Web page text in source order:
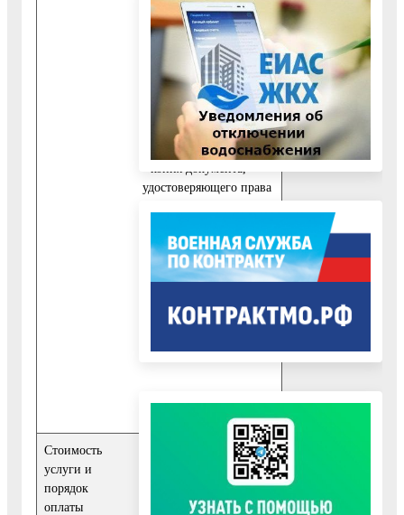
личность заявителя.
При личном приеме
заявитель - физическое
лицо представляет
документ,
удостоверяющий
личность.
удостоверяющего права
физического или
юридического лица,
если с заявлением
представитель
Стоимость
услуги и
порядок
оплаты
муниципальной услуги
бесплатно